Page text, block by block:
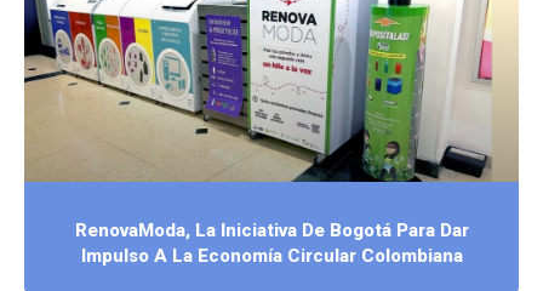
RenovaModa, La Iniciativa De Bogotá Para Dar
Impulso A La Economía Circular Colombiana